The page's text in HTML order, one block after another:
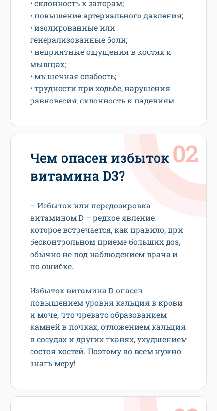
• склонность к запорам;
• повышение артериального давления;
• изолированные или
генерализованные боли;
• неприятные ощущения в костях и
мышцах;
• мышечная слабость;
• трудности при ходьбе, нарушения
равновесия, склонность к падениям.
Чем опасен избыток
витамина D3?
– Избыток или передозировка
витамином D – редкое явление,
которое встречается, как правило, при
бесконтрольном приеме больших доз,
обычно не под наблюдением врача и
по ошибке.
Избыток витамина D опасен
повышением уровня кальция в крови
и моче, что чревато образованием
камней в почках, отложением кальция
в сосудах и других тканях, ухудшением
состоя костей. Поэтому во всем нужно
знать меру!